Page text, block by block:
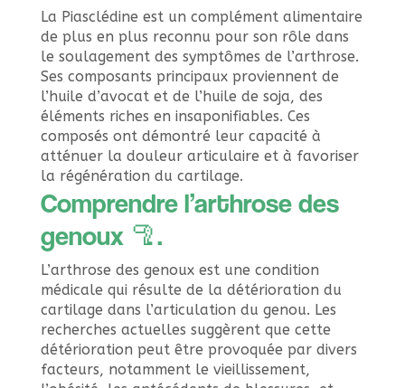
La Piasclédine est un complément alimentaire
de plus en plus reconnu pour son rôle dans
le soulagement des symptômes de l’arthrose.
Ses composants principaux proviennent de
l’huile d’avocat et de l’huile de soja, des
éléments riches en insaponifiables. Ces
composés ont démontré leur capacité à
atténuer la douleur articulaire et à favoriser
la régénération du cartilage.
Comprendre l’arthrose des
genoux 🦿.
L’arthrose des genoux est une condition
médicale qui résulte de la détérioration du
cartilage dans l’articulation du genou. Les
recherches actuelles suggèrent que cette
détérioration peut être provoquée par divers
facteurs, notamment le vieillissement,